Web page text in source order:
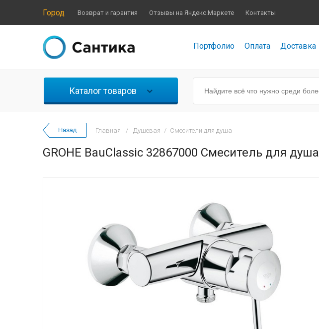
Город Возврат и гарантия Отзывы на Яндекс.Маркете Контакты
Портфолио Оплата Доставка
Каталог товаров
Главная / Душевая / Смесители для душа
GROHE BauClassic 32867000 Смеситель для душа